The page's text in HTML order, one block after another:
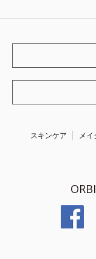
スキンケア メイ